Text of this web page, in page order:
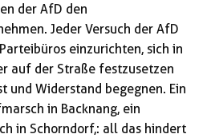
der AfD den
Jeder Versuch der AfD
einzurichten, sich in
auf der Straße festzusetzen
und Widerstand begegnen. Ein
in Backnang, ein
in Schorndorf,: all das hindert